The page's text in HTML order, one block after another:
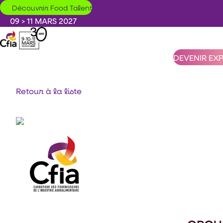
Aller au contenu principal
Découvrir Food Talent
09 > 11 MARS 2027
DEVENIR
Retour à la liste